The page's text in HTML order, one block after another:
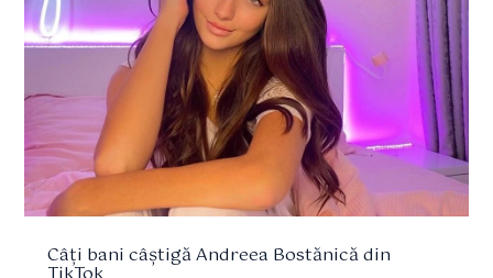
Câți bani câștigă Andreea Bostănică din